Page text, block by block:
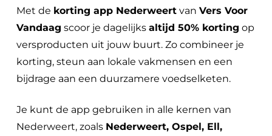
Met de korting app Nederweertvan Vers Voor
Vandaag scoor je dagelijks altijd 50% korting op
versproducten uit jouw buurt. Zo combineer je
korting, steun aan lokale vakmensen en een
bijdrage aan een duurzamere voedselketen.
Je kunt de app gebruiken in alle kernen van
Nederweert, zoals Nederweert, Ospel, Ell,